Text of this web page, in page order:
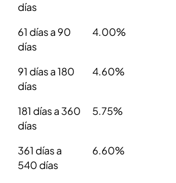
días
61 días a 90
días
4.00%
91 días a 180
días
4.60%
181 días a 360
días
5.75%
361 días a
540 días
6.60%